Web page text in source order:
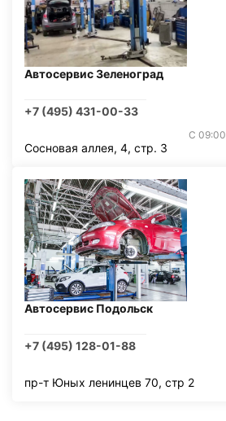
Автосервис Зеленоград
+7 (495) 431-00-33
С 09:00
Сосновая аллея, 4, стр. 3
Автосервис Подольск
+7 (495) 128-01-88
пр-т Юных ленинцев 70, стр 2